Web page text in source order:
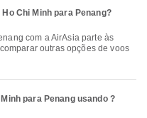
Chi Minh para Penang?
outras opções de voos
para Penang usando ?